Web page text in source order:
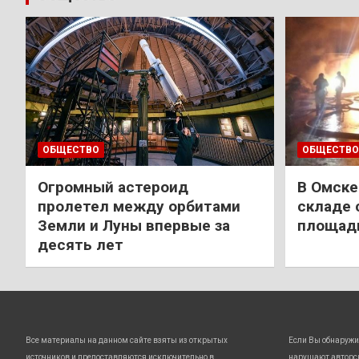
ОБЩЕСТВО
Огромный астероид
пролетел между орбитами
Земли и Луны впервые за
десять лет
ОБЩЕСТВО
В
складе
Все материалы на данном сайте взяты из открытых
источников и предоставляются исключительно в
Если Вы
нарушают